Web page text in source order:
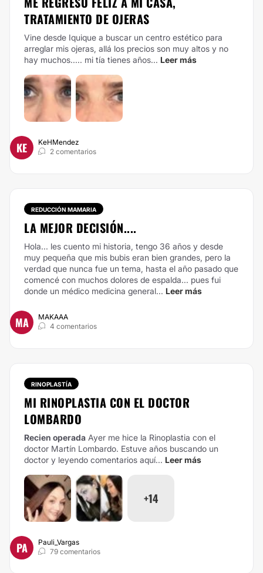
TRATAMIENTO DE OJERAS
Vine desde Iquique a buscar un centro estético para
arreglar mis ojeras, allá los precios son muy altos y no
hay muchos..... mi tía tienes años... Leer más
KE
KeHMendez
2 comentarios
REDUCCIÓN MAMARIA
LA MEJOR DECISIÓN....
Hola... les cuento mi historia, tengo 36 años y desde
muy pequeña que mis bubis eran bien grandes, pero la
verdad que nunca fue un tema, hasta el año pasado que
comencé con muchos dolores de espalda... pues fui
donde un médico medicina general... Leer más
MA
MAKAAA
4 comentarios
RINOPLASTÍA
MI RINOPLASTIA CON EL DOCTOR
LOMBARDO
Recien operada Ayer me hice la Rinoplastia con el
doctor Martín Lombardo. Estuve años buscando un
doctor y leyendo comentarios aquí... Leer más
+14
PA
Pauli_Vargas
79 comentarios